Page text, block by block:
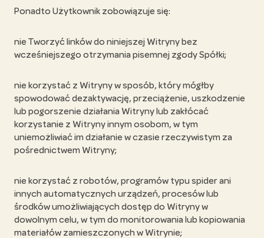
Ponadto Użytkownik zobowiązuje się:
nie Tworzyć linków do niniejszej Witryny bez
wcześniejszego otrzymania pisemnej zgody Spółki;
nie korzystać z Witryny w sposób, który mógłby
spowodować dezaktywację, przeciążenie, uszkodzenie
lub pogorszenie działania Witryny lub zakłócać
korzystanie z Witryny innym osobom, w tym
uniemożliwiać im działanie w czasie rzeczywistym za
pośrednictwem Witryny;
nie korzystać z robotów, programów typu spider ani
innych automatycznych urządzeń, procesów lub
środków umożliwiających dostęp do Witryny w
dowolnym celu, w tym do monitorowania lub kopiowania
materiałów zamieszczonych w Witrynie;